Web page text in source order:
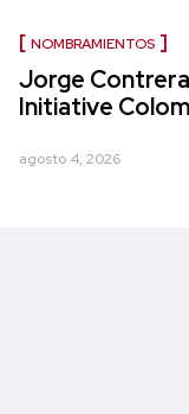
NOMBRAMIENTOS
Jorge
Initiative
agosto 4, 2026